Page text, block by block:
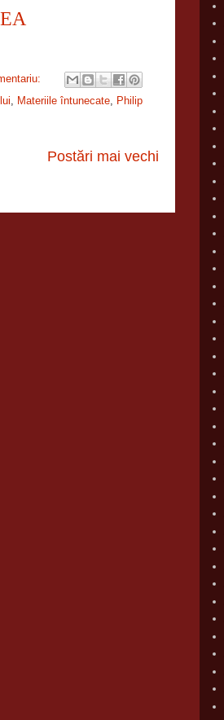
, Materiile întunecate, Philip
Postări mai vechi